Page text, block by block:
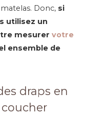
Donc, si
utilisez un
mesurer votre
ensemble de
draps en